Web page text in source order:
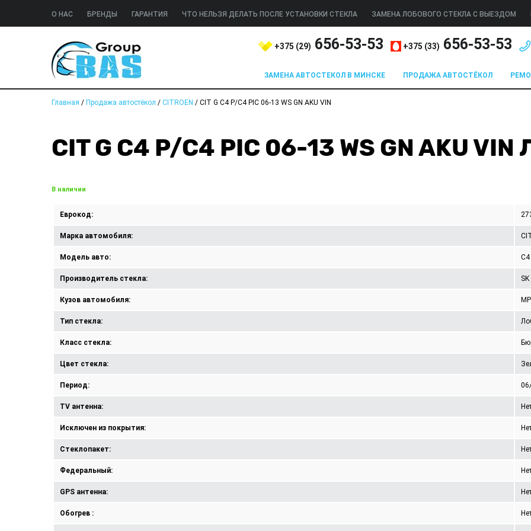
О НАС БРЕНДЫ ГАРАНТИЯ ЧТО НЕЛЬЗЯ ДЕЛАТЬ ПОСЛЕ УСТАНОВКИ СТЕКЛА ЗАМЕНА ЛОБОВОГО СТЕКЛА С ВЫЕЗДОМ
+375 (29) 656-53-53 +375 (33) 656-53-53
ЗАМЕНА АВТОСТЕКОЛ В МИНСКЕ ПРОДАЖА АВТОСТЁКОЛ
Главная / Продажа автостёкол / CITROEN / CIT G C4 P/C4 PIC 06-13 WS GN AKU VIN
CIT G C4 P/C4 PIC 06-13 WS GN AKU
В наличии
Еврокод:
Марка автомобиля:
Модель авто: C4
Производитель стекла: SK
Кузов автомобиля:
Тип стекла:
Класс стекла:
Цвет стекла:
Период:
TV антенна:
Исключен из покрытия:
Стеклопакет:
Федеральный:
GPS антенна:
Обогрев :